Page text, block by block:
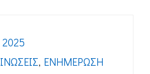
, ΕΝΗΜΈΡΩΣΗ